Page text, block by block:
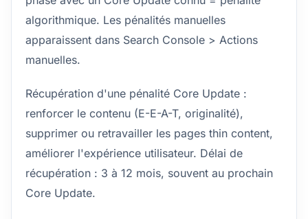
algorithmique. Les pénalités manuelles
apparaissent dans Search Console > Actions
manuelles.
Récupération d'une pénalité Core Update :
renforcer le contenu (E-E-A-T, originalité),
supprimer ou retravailler les pages thin content,
améliorer l'expérience utilisateur. Délai de
récupération : 3 à 12 mois, souvent au prochain
Core Update.